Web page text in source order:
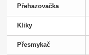
Přehazovačka
Kliky
Přesmykač